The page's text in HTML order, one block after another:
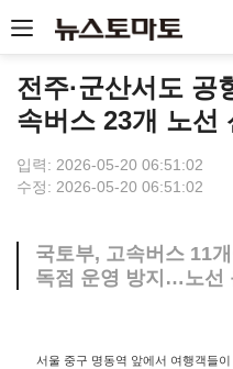
전주·군산서도
속버스 23개 노선
입력: 2026-05-20 06:51:02
수정: 2026-05-20 06:51:02
국토부, 고속버스 11
독점 운영 방지…노선
서울 중구 명동역 앞에서 여행객들